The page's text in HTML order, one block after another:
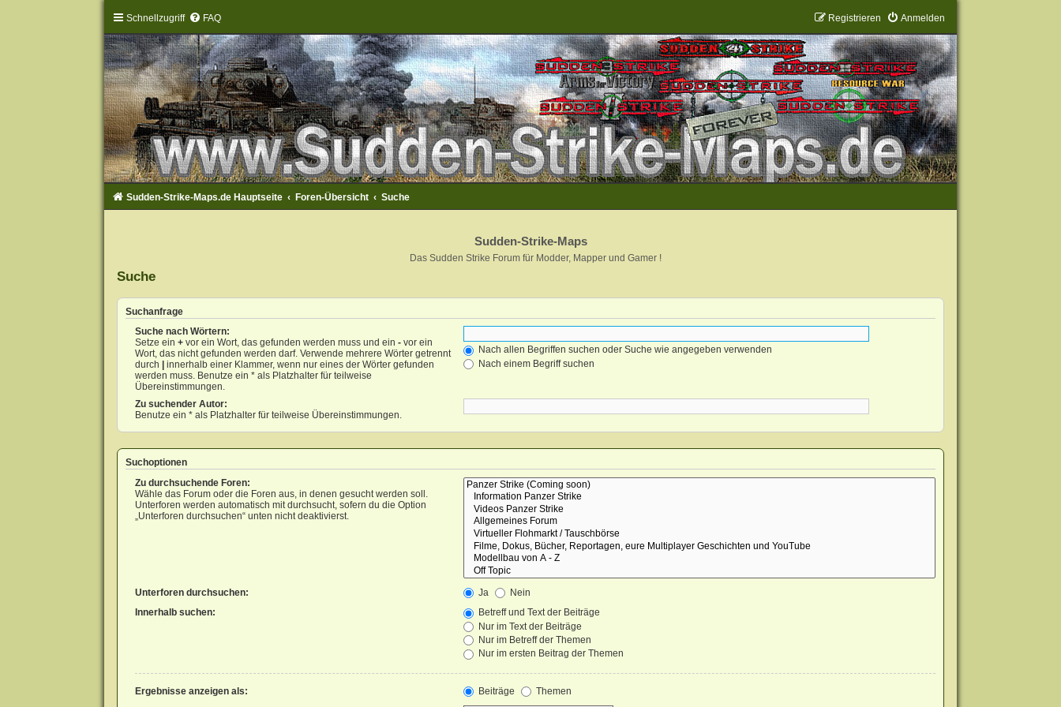
Schnellzugriff FAQ Anmelden
Registrieren
Sudden-Strike-Maps.de Hauptseite Foren-Übersicht Suche
Sudden-Strike-Maps
Das Sudden Strike Forum für Modder, Mapper und Gamer !
Suche
Suchanfrage
Suche nach Wörtern:
Setze ein +vor ein Wort, das gefunden werden muss und ein -vor ein
Wort, das nicht gefunden werden darf. Verwende mehrere Wörter getrennt
durch
innerhalb einer Klammer, wenn nur eines der Wörter gefunden
werden muss. Benutze ein * als Platzhalter für teilweise
Übereinstimmungen.
Nach allen Begriffen suchen oder Suche wie angegeben verwenden
Nach einem Begriff suchen
Zu suchender Autor:
Benutze ein * als Platzhalter für teilweise Übereinstimmungen.
Suchoptionen
Zu durchsuchende Foren:
Wähle das Forum oder die Foren aus, in denen gesucht werden soll.
Unterforen werden automatisch mit durchsucht, sofern du die Option
„Unterforen durchsuchen“ unten nicht deaktivierst.
Unterforen durchsuchen: Ja
Nein
Innerhalb suchen:
Betreff und Text der Beiträge
Nur im Text der Beiträge
Nur im Betreff der Themen
Nur im ersten Beitrag der Themen
Ergebnisse anzeigen als: Beiträge
Themen